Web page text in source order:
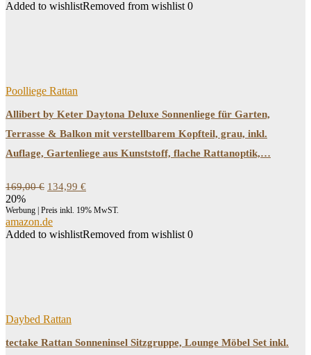
Added to wishlistRemoved from wishlist 0
Poolliege Rattan
Allibert by Keter Daytona Deluxe Sonnenliege für Garten,
Terrasse & Balkon mit verstellbarem Kopfteil, grau, inkl.
Auflage, Gartenliege aus Kunststoff, flache Rattanoptik,…
169,00€ Ursprünglicher
war:
169,00 €
134,99 €
ist:
20%
Werbung | Preis inkl. 19% MwST.
amazon.de
Added to wishlistRemoved from wishlist 0
Daybed Rattan
tectake Rattan Sonneninsel Sitzgruppe, Lounge Möbel Set inkl.